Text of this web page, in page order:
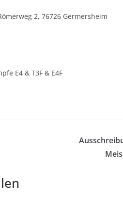
2, 76726 Germersheim
E4 & T3F & E4F